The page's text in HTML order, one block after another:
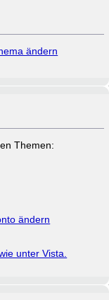
ändern
Themen:
ändern
unter Vista.